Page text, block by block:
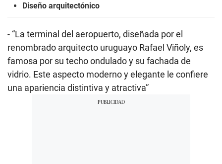
Diseño arquitectónico
- “La terminal del aeropuerto, diseñada por el
renombrado arquitecto uruguayo Rafael Viñoly, es
famosa por su techo ondulado y su fachada de
vidrio. Este aspecto moderno y elegante le confiere
una apariencia distintiva y atractiva”